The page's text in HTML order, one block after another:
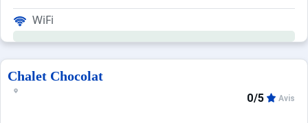
WiFi
Chalet Chocolat
0/5 Avis